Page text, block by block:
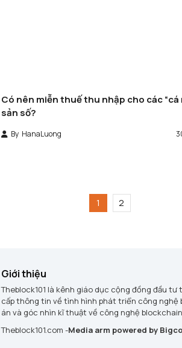
Có nên miễn thuế thu nhập cho các “cá
sản số?
By HanaLuong
1 2
Giới thiệu
Theblock101 là kênh giáo dục cộng đồng đầu tư
cấp thông tin về tình hình phát triển công nghệ
án và góc nhìn kĩ thuật về công nghệ
Theblock101.com -Media arm powered by